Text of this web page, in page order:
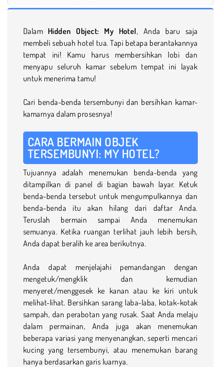
Dalam Hidden Object: My Hotel, Anda baru saja
membeli sebuah hotel tua. Tapi betapa berantakannya
tempat ini! Kamu harus membersihkan lobi dan
menyapu seluruh kamar sebelum tempat ini layak
untuk menerima tamu!
Cari benda-benda tersembunyi dan bersihkan kamar-
kamarnya dalam prosesnya!
CARA BERMAIN OBJEK
TERSEMBUNYI: MY HOTEL?
Tujuannya adalah menemukan benda-benda yang
ditampilkan di panel di bagian bawah layar. Ketuk
benda-benda tersebut untuk mengumpulkannya dan
benda-benda itu akan hilang dari daftar Anda.
Teruslah bermain sampai Anda menemukan
semuanya. Ketika ruangan terlihat jauh lebih bersih,
Anda dapat beralih ke area berikutnya.
Anda dapat menjelajahi pemandangan dengan
mengetuk/mengklik dan kemudian
menyeret/menggesek ke kanan atau ke kiri untuk
melihat-lihat. Bersihkan sarang laba-laba, kotak-kotak
sampah, dan perabotan yang rusak. Saat Anda melaju
dalam permainan, Anda juga akan menemukan
beberapa variasi yang menyenangkan, seperti mencari
kucing yang tersembunyi, atau menemukan barang
hanya berdasarkan garis luarnya.